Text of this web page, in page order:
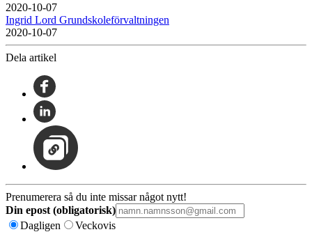
2020-10-07
Ingrid Lord Grundskoleförvaltningen
2020-10-07
Dela artikel
Prenumerera så du inte missar något nytt!
Din epost (obligatorisk)
Dagligen
Veckovis